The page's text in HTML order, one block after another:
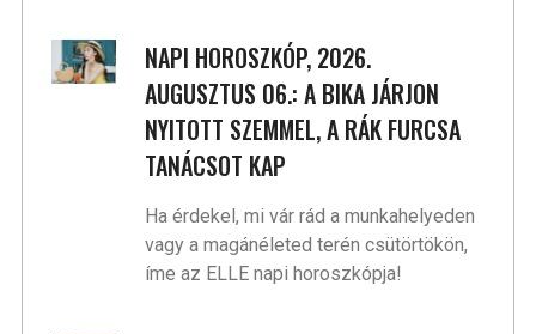
NAPI HOROSZKÓP, 2026.
AUGUSZTUS 06.: A BIKA JÁRJON
NYITOTT SZEMMEL, A RÁK FURCSA
TANÁCSOT KAP
Ha érdekel, mi vár rád a munkahelyeden
vagy a magánéleted terén csütörtökön,
íme az ELLE napi horoszkópja!